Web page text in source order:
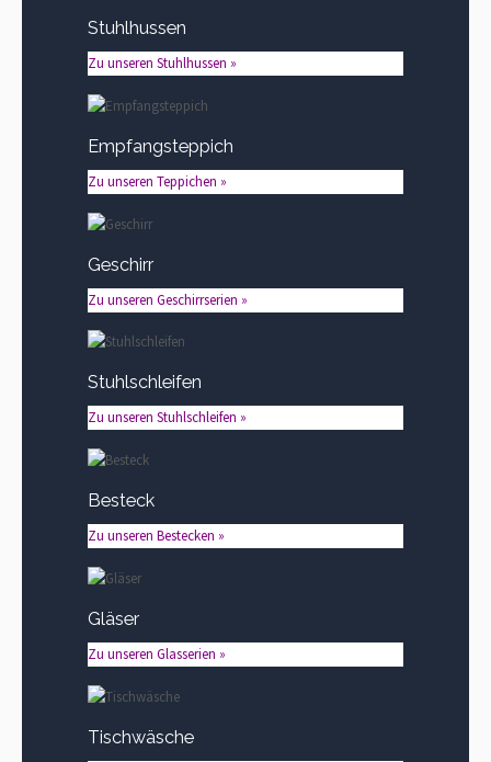
Stuhlhussen
Zu unseren Stuhlhussen »
Empfangsteppich
Zu unseren Teppichen »
Geschirr
Zu unseren Geschirrserien »
Stuhlschleifen
Zu unseren Stuhlschleifen »
Besteck
Zu unseren Bestecken »
Gläser
Zu unseren Glasserien »
Tischwäsche